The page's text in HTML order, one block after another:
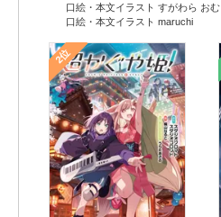
口絵・本文イラスト すがわら おむ
口絵・本文イラスト maruchi
2位